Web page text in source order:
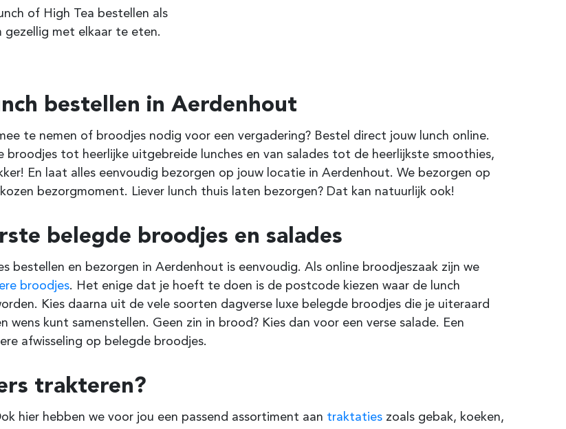
of High Tea bestellen als
gezellig met elkaar te eten.
bestellen in Aerdenhout
te nemen of broodjes nodig voor een vergadering? Bestel direct jouw lunch online.
broodjes tot heerlijke uitgebreide lunches en van salades tot de heerlijkste smoothies,
En laat alles eenvoudig bezorgen op jouw locatie in Aerdenhout. We bezorgen op
bezorgmoment. Liever lunch thuis laten bezorgen? Dat kan natuurlijk ook!
belegde broodjes en salades
bestellen en bezorgen in Aerdenhout is eenvoudig. Als online broodjeszaak zijn we
broodjes. Het enige dat je hoeft te doen is de postcode kiezen waar de lunch
Kies daarna uit de vele soorten dagverse luxe belegde broodjes die je uiteraard
wens kunt samenstellen. Geen zin in brood? Kies dan voor een verse salade. Een
afwisseling op belegde broodjes.
trakteren?
hier hebben we voor jou een passend assortiment aan traktaties zoals gebak, koeken,